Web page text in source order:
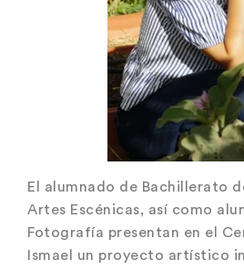
El alumnado de Bachillerato
Artes Escénicas, así como
Fotografía presentan en el
Ismael un proyecto artístico